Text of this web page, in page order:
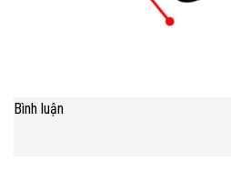
Bình luận